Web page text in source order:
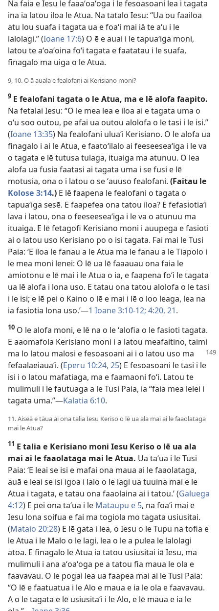
Na faia e Iesu le faaaʻoaʻoga i le fesoasoani lea i tagata
ina ia latou iloa le Atua. Na tatalo Iesu: “Ua ou faailoa
atu lou suafa i tagata ua e foaʻi mai iā te aʻu i le
lalolagi.” (Ioane 17:6) O ē e auai i le tapuaʻiga moni,
latou te aʻoaʻoina foʻi tagata e faatatau i le suafa,
finagalo ma uiga o le Atua.
9, 10. O ā auala e fealofani ai Kerisiano moni?
9 E fealofani tagata o le Atua, ma e lē alofa faapito.
Na fetalai Iesu: “O le mea lea e iloa ai e tagata uma o
oʻu soo outou, pe afai ua outou alolofa o le tasi i le isi.”
(Ioane 13:35) Na fealofani uluaʻi Kerisiano. O le alofa ua
finagalo i ai le Atua, e faatoʻilalo ai feeseeseaʻiga i le va
o tagata e lē tutusa tulaga, ituaiga ma atunuu. O lea
alofa ua fusia faatasi ai tagata uma i se fusi e lē
motusia, ona o i latou o se ʻauuso fealofani. (Faitau le
Kolose 3:14.) E lē faapena le fealofani o tagata o
tapuaʻiga sesē. E faapefea ona tatou iloa? E fefasiotiaʻi
lava i latou, ona o feeseeseaʻiga i le va o atunuu ma
ituaiga. E lē fetagofi Kerisiano moni i auupega e fasioti
ai o latou uso Kerisiano po o isi tagata. Fai mai le Tusi
Paia: ʻE iloa le fanau a le Atua ma le fanau a le Tiapolo i
le mea moni lenei: O lē ua lē faaauau ona faia le
amiotonu e lē mai i le Atua o ia, e faapena foʻi le tagata
ua lē alofa i lona uso. E tatau ona tatou alolofa o le tasi
i le isi; e lē pei o Kaino o lē e mai i lē o loo leaga, lea na
ia fasiotia lona uso.’—1 Ioane 3:10-12; 4:20, 21.
10 O le alofa moni, e lē na o le ʻalofia o le fasioti tagata.
E aaomafola Kerisiano moni i a latou meafaitino, taimi
ma lo latou malosi e fesoasoani ai i o latou uso ma
fefaalaeiauaʻi. (Eperu 10:24, 25) E fesoasoani le tasi i le
isi i o latou mafatiaga, ma e faamaoni foʻi. Latou te
mulimuli i le fautuaga a le Tusi Paia, ia “faia mea lelei i
tagata uma.”—Kalatia 6:10.
11. Aiseā e tāua ai ona talia Iesu Keriso o lē ua ala mai ai le faaolataga
mai le Atua?
11 E talia e Kerisiano moni Iesu Keriso o lē ua ala
mai ai le faaolataga mai le Atua. Ua taʻua i le Tusi
Paia: ʻE leai se isi e mafai ona maua ai le faaolataga,
auā e leai se isi igoa i lalo o le lagi ua tuuina mai e le
Atua i tagata, e tatau ona faaolaina ai i tatou.’ (Galuega
4:12) E pei ona taʻua i le Mataupu e 5, na foaʻi mai e
Iesu lona soifua e fai ma togiola mo tagata usiusitai.
(Mataio 20:28) E lē gata i lea, o Iesu o le Tupu na tofia e
le Atua i le Malo o le lagi, lea o le a pulea le lalolagi
atoa. E finagalo le Atua ia tatou usiusitai iā Iesu, ma
mulimuli i ana aʻoaʻoga pe a tatou fia maua le ola e
faavavau. O le pogai lea ua faapea mai ai le Tusi Paia:
“O lē e faatuatua i le Alo e maua e ia le ola e faavavau.
A o le tagata e lē usiusitaʻi i le Alo, e lē maua e ia le